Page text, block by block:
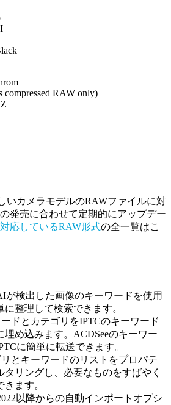
compressed RAW only)
いカメラモデルのRAWファイルに対
発売に合わせて定期的にアップデー
対応しているRAW形式の全一覧はこ
が検出した画像のキーワードを使用
に整理して検索できます。
ドとカテゴリをIPTCのキーワード
埋め込みます。ACDSeeのキーワー
に簡単に転送できます。
とキーワードのリストをプロパテ
タリングし、必要なものをすばやく
ます。
以降からの自動インポートオプシ